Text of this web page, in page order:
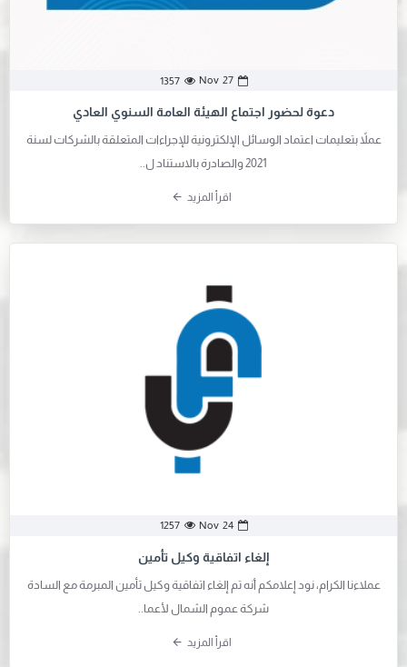
27
Nov
1357
دعوة لحضور اجتماع الهيئة العامة السنوي العادي
عملاً بتعليمات اعتماد الوسائل الإلكترونية للإجراءات المتعلقة بالشركات لسنة
2021 والصادرة بالاستناد ل..
اقرأ المزيد
24
Nov
1257
إلغاء اتفاقية وكيل تأمين
عملاءنا الكرام، نود إعلامكم أنه تم إلغاء اتفاقية وكيل تأمين المبرمة مع السادة
شركة عموم الشمال لأعما..
اقرأ المزيد